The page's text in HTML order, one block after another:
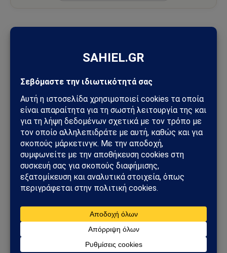
Ακολουθήστε στο Instagram
Ακολουθήστε στο YouTube
Facebook Twitter Pinterest
Instagram
Tumblr
Το Sahiel.gr είναι ανεξάρτητη ψηφιακή πύλη ενημέρωσης
και ανάλυσης με έμφαση στη γεωπολιτική, τη διεθνή